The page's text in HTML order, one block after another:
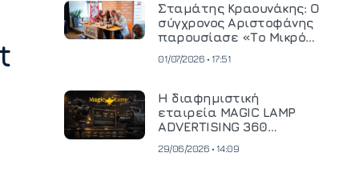
Σταμάτης Κραουνάκης: Ο
σύγχρονος Αριστοφάνης
παρουσίασε «Το Μικρό
01/07/2026 • 17:51
Η διαφημιστική
εταιρεία MAGIC LAMP
ADVERTISING 360
κινηματογραφική
29/06/2026 • 14:09